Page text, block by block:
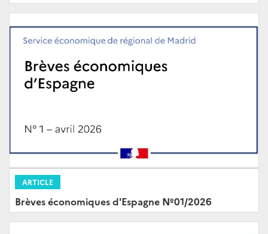
ARTICLE
Brèves économiques d'Espagne Nº01/2026